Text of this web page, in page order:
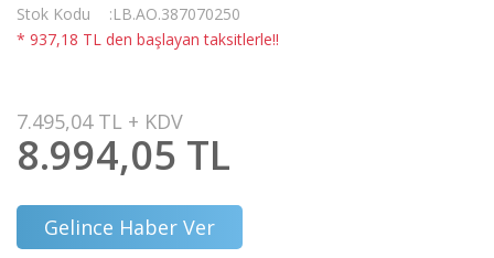
Stok Kodu
LB.AO.387070250
* 937,18 TL den başlayan taksitlerle!!
7.495,04 TL + KDV
8.994,05 TL
Gelince Haber Ver